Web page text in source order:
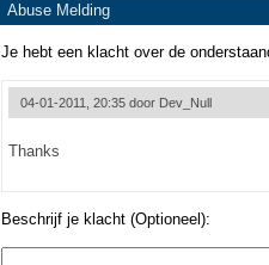
Abuse Melding
Je hebt een klacht over de
04-01-2011, 20:35 door Dev_Null
Thanks
Beschrijf je klacht (Optioneel):